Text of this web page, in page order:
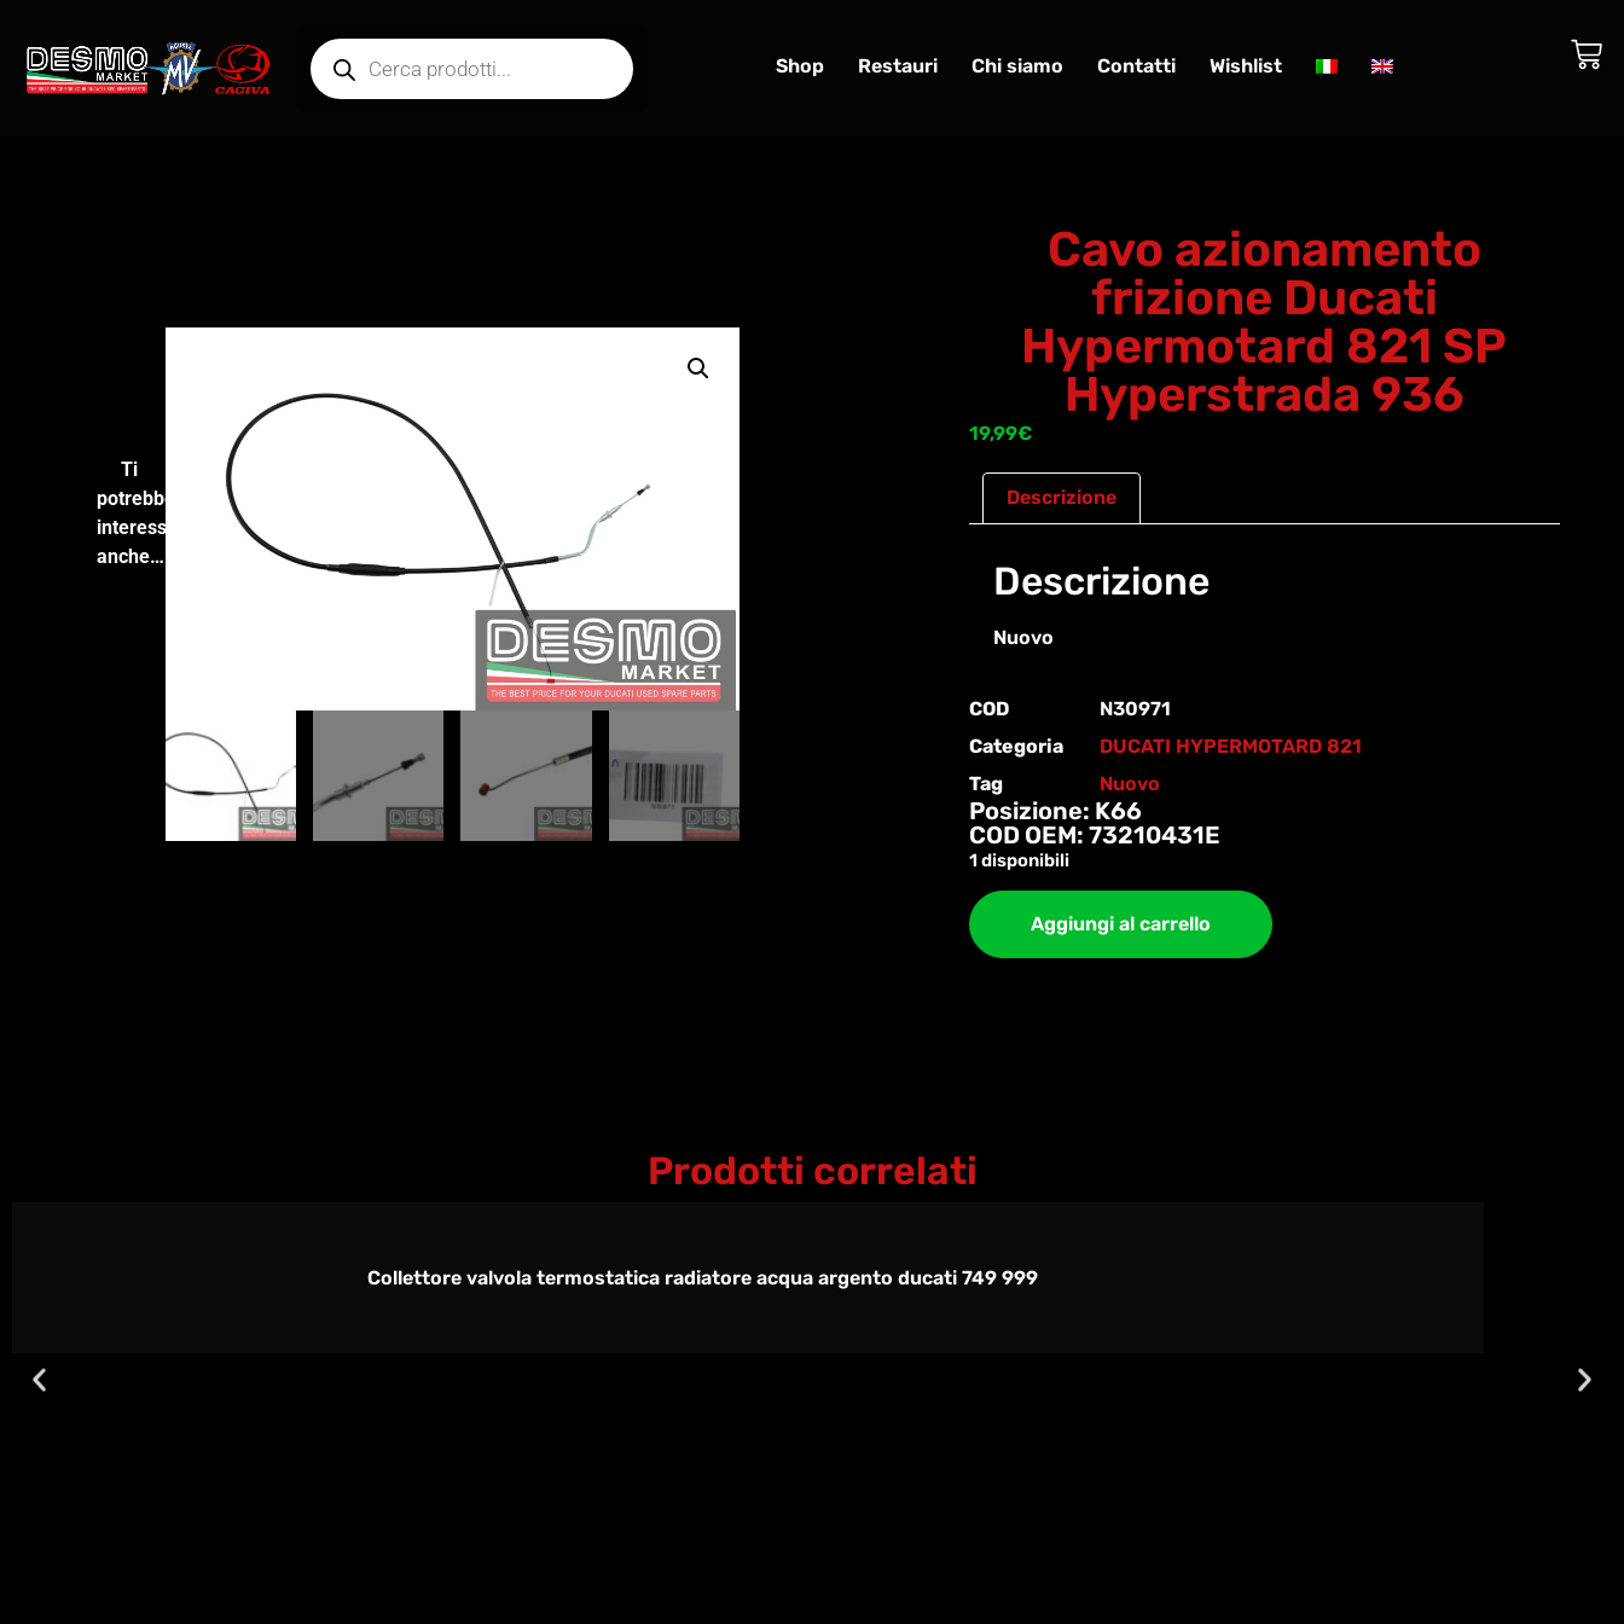
Shop Restauri Chi siamo Contatti Wishlist
Cavo azionamento
frizione Ducati
Hypermotard 821 SP
Hyperstrada 936
19,99€
Descrizione
Descrizione
Nuovo
COD
N30971
Categoria
DUCATI HYPERMOTARD 821
Tag
Nuovo
Posizione: K66
COD OEM: 73210431E
1 disponibili
Aggiungi al carrello
Ti
potrebbe
interessare
anche…
Prodotti correlati
Collettore valvola termostatica radiatore acqua argento ducati 749 999